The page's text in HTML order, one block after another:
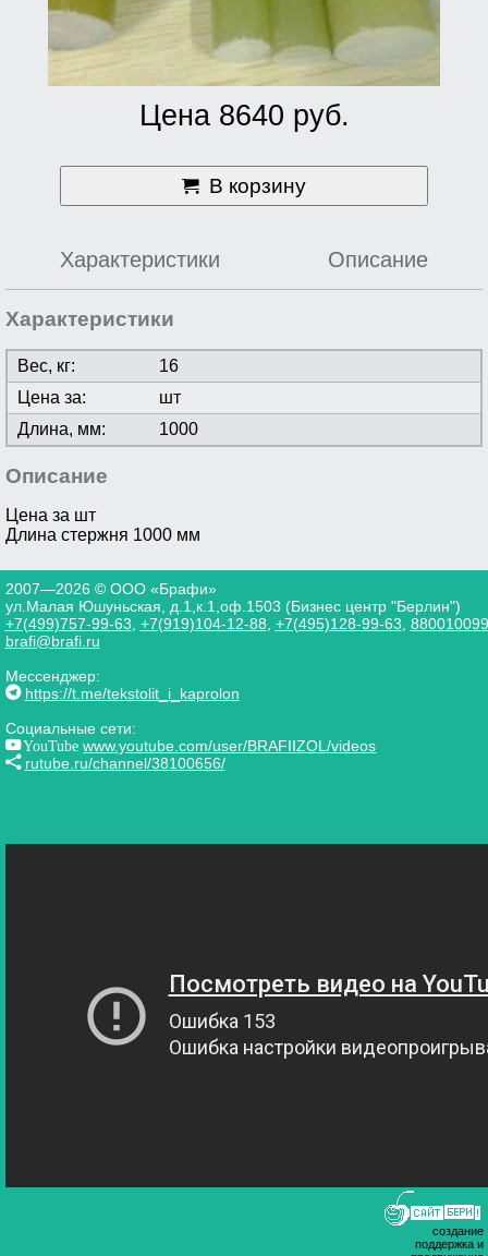
Цена 8640 руб.
В корзину
Характеристики Описание
Характеристики
Вес, кг:
16
Цена за:
шт
Длина, мм:
1000
Описание
Цена за шт
Длина стержня 1000 мм
2007—2026 © ООО «Брафи»
ул.Малая Юшуньская, д.1,к.1,оф.1503 (Бизнес центр "Берлин")
+7(499)757-99-63 +7(919)104-12-88 +7(495)128-99-63
brafi@brafi.ru
Мессенджер:
https://t.me/tekstolit_i_kaprolon
Социальные сети:
YouTube www.youtube.com/user/BRAFIIZOL/videos
rutube.ru/channel/38100656/
создание
поддержка и